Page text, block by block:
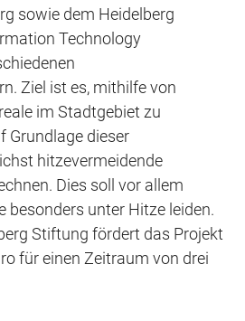
sowie dem Heidelberg
Technology
Ziel ist es, mithilfe von
im Stadtgebiet zu
Grundlage dieser
hitzevermeidende
Dies soll vor allem
besonders unter Hitze leiden.
Stiftung fördert das Projekt
für einen Zeitraum von drei